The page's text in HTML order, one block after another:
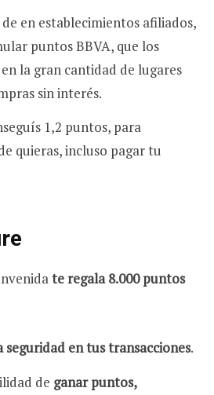
en establecimientos afiliados,
puntos BBVA, que los
la gran cantidad de lugares
sin interés.
1,2 puntos, para
quieras, incluso pagar tu
te regala 8.000 puntos
seguridad en tus transacciones.
de ganar puntos,